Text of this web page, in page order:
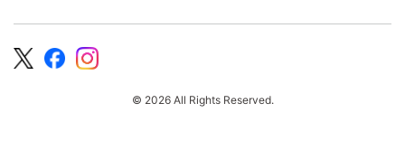
© 2026 All Rights Reserved.